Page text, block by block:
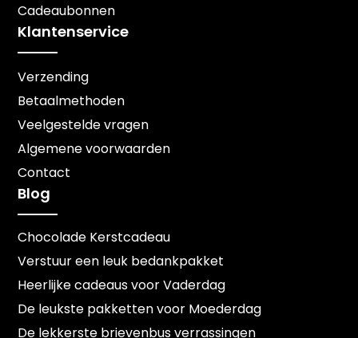
Cadeaubonnen
Klantenservice
Verzending
Betaalmethoden
Veelgestelde vragen
Algemene voorwaarden
Contact
Blog
Chocolade Kerstcadeau
Verstuur een leuk bedankpakket
Heerlijke cadeaus voor Vaderdag
De leukste pakketten voor Moederdag
De lekkerste brievenbus verrassingen